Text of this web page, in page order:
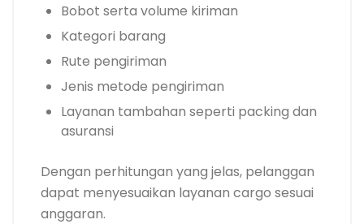
Bobot serta volume kiriman
Kategori barang
Rute pengiriman
Jenis metode pengiriman
Layanan tambahan seperti packing dan
asuransi
Dengan perhitungan yang jelas, pelanggan
dapat menyesuaikan layanan cargo sesuai
anggaran.